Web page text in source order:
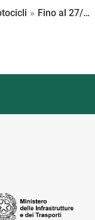
» Fino al 27/11 si estendono di 20 metri da viale della Repubblica il restringimento di carreggiata e il senso unico in direzione centro in via San Donato